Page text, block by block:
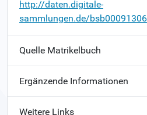
http://daten.digitale-
sammlungen.de/
Quelle Matrikelbuch
Ergänzende Informationen
Weitere Links